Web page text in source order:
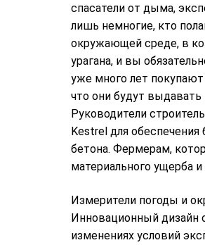
спасатели от дыма,
лишь немногие, кто
окружающей среде, в
урагана, и вы
уже много лет
что они будут
Руководители
Kestrel для
бетона. Фермерам,
материального ущерба
Измерители погоды и
Инновационный дизайн
изменениях условий